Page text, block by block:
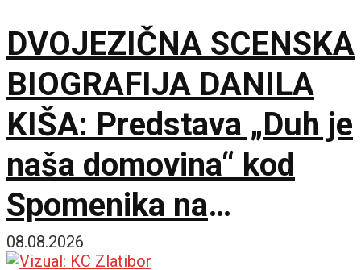
DVOJEZIČNA SCENSKA
BIOGRAFIJA DANILA
KIŠA: Predstava „Duh je
naša domovina“ kod
Spomenika na
Šumatnom brdu
08.08.2026